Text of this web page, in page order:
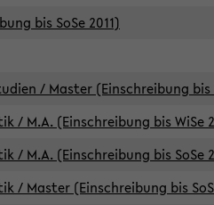
bis SoSe 2011)
/ Master (Einschreibung bis
/ M.A. (Einschreibung bis WiSe
/ M.A. (Einschreibung bis SoSe
/ Master (Einschreibung bis